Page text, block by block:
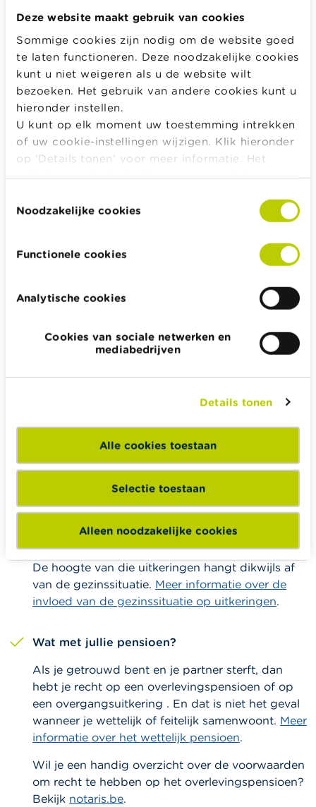
Deze website maakt gebruik van cookies
Sommige cookies zijn nodig om de website goed
te laten functioneren. Deze noodzakelijke cookies
kunt u niet weigeren als u de website wilt
bezoeken. Het gebruik van andere cookies kunt u
hieronder instellen.
U kunt op elk moment uw toestemming intrekken
of uw cookie-instellingen wijzigen. Klik hieronder
op ‘Details tonen’ voor meer informatie. Het
volledige cookiebeleid kan uhier raadplegen.
Noodzakelijke cookies
Functionele cookies
Analytische cookies
Cookies van sociale netwerken en
mediabedrijven
Details tonen
Alle cookies toestaan
Selectie toestaan
Alleen noodzakelijke cookies
sterft of wanneer partners uit elkaar gaan, zijn er
drie stelsels zijn het wettelijk
gemeenschapsstelsel, het stelsel van scheiding
van goederen en de algehele gemeenschap.
Bekijk de gevolgen van de keuze voor het een of
ander stelsel en neem een bewuste beslissing.
Meer informatie over dehuwelijksstelsels.
Aarzel niet om advies in te winnen bij een expert
ter zake, bijvoorbeeld een notaris of een
gevolgen
Als jullie trouwen of wettelijk samenwonen,
moeten jullie één enkele belastingaangifte doen
partners geen of een heel laag eigen inkomen
heeft, levert trouwen of wettelijk samenwonen
een belastingvoordeel op. Dat voordeel is er niet
twee afzonderlijke aangiftes indienen.
Meer informatie over de gevolgen voor jullie
belastingen.
vergoedingen wegens arbeidsongeschiktheid
en andere sociale uitkeringen?
De hoogte van die uitkeringen hangt dikwijls af
van de gezinssituatie. Meer informatie over de
invloed van de gezinssituatie op uitkeringen.
Wat met jullie pensioen?
Als je getrouwd bent en je partner sterft, dan
hebt je recht op een overlevingspensioen of op
een overgangsuitkering . En dat is niet het geval
wanneer je wettelijk of feitelijk samenwoont. Meer
informatie over het wettelijk pensioen.
Wil je een handig overzicht over de voorwaarden
om recht te hebben op het overlevingspensioen?
Bekijk notaris.be.